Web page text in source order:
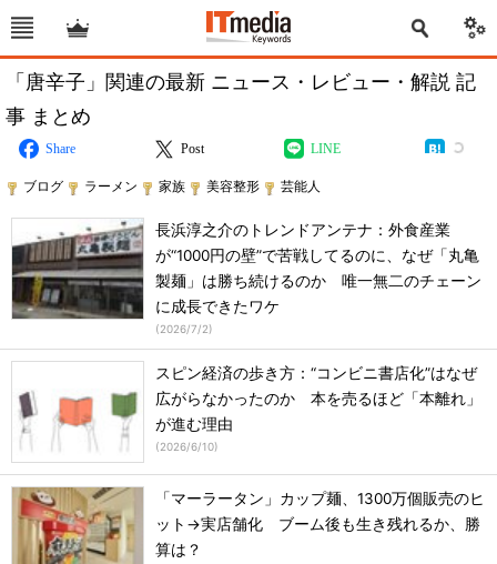
「唐辛子」関連の最新 ニュース・レビュー・解説 記
事 まとめ
Share Post LINE
ブログ ラーメン 家族 美容整形 芸能人
長浜淳之介のトレンドアンテナ：外食産業
が“1000円の壁”で苦戦してるのに、なぜ「丸亀
製麺」は勝ち続けるのか 唯一無二のチェーン
に成長できたワケ
(2026/7/2)
スピン経済の歩き方：“コンビニ書店化”はなぜ
広がらなかったのか 本を売るほど「本離れ」
が進む理由
(2026/6/10)
「マーラータン」カップ麺、1300万個販売のヒ
ット→実店舗化 ブーム後も生き残れるか、勝
算は？